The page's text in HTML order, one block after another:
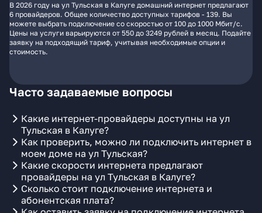
В 2026 году на ул Тульская в Калуге домашний интернет предлагают
6 провайдеров. Общее количество доступных тарифов - 139. Вы
можете выбрать подключение со скоростью от 100 до 1000 Мбит/с.
Цены на услуги варьируются от 550 до 3249 рублей в месяц. Подайте
заявку на подходящий тариф, учитывая необходимые опции и
стоимость.
Часто задаваемые вопросы
Какие интернет-провайдеры доступны на ул
Тульская в Калуге?
Как проверить, можно ли подключить интернет в
моем доме на ул Тульская?
Какие скорости интернета предлагают
провайдеры на ул Тульская в Калуге?
Сколько стоит подключение интернета и
абонентская плата?